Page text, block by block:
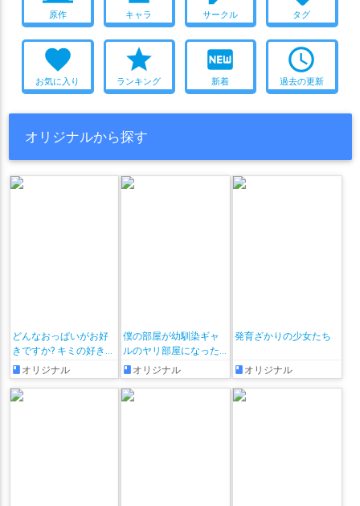
原作 キャラ サークル タグ
favorite
お気に入り
star
ランキング
fiber_new
新着
access_time
過去の更新
オリジナルから探す
どんなおっぱいがお好
きですか? キミの好きな
おっぱいがきっと見つ
かるアンソロジー
オリジナル
僕の部屋が幼馴染ギャ
ルのヤリ部屋になった
話 オリジナル
発育ざかりの少女たち
オリジナル